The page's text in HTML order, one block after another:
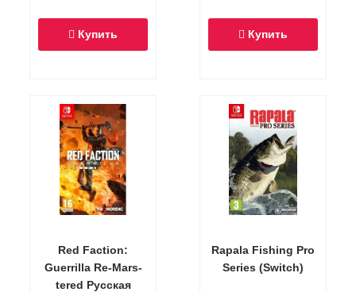
Купить Купить
Red Faction:
Guerrilla Re-Mars-
tered Русская
Rapala Fishing Pro
Series (Switch)